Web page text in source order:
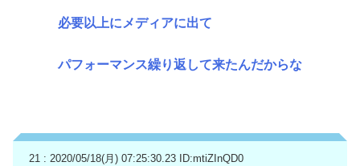
必要以上にメディアに出て
パフォーマンス繰り返して来たんだからな
21 : 2020/05/18(月) 07:25:30.23 ID:mtiZInQD0